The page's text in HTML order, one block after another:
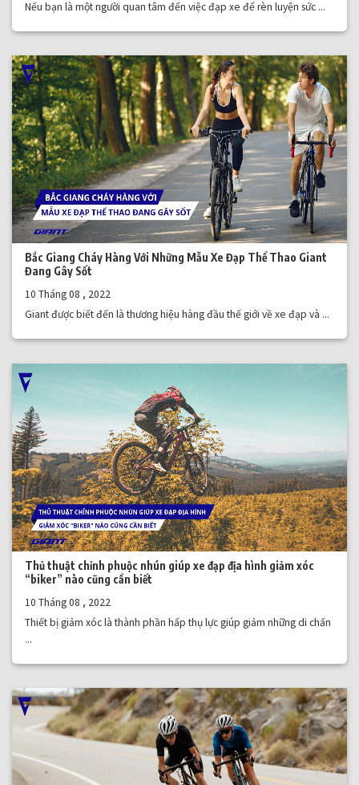
Nếu bạn là một người quan tâm đến việc đạp xe để rèn luyện sức ...
Bắc Giang Cháy Hàng Với Những Mẫu Xe Đạp Thể Thao Giant
Đang Gây Sốt
10 Tháng 08 , 2022
Giant được biết đến là thương hiệu hàng đầu thế giới về xe đạp và ...
Thủ thuật chỉnh phuộc nhún giúp xe đạp địa hình giảm xóc
“biker” nào cũng cần biết
10 Tháng 08 , 2022
Thiết bị giảm xóc là thành phần hấp thụ lực giúp giảm những di chấn
...